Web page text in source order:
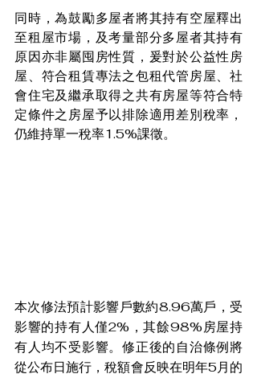
同時，為鼓勵多屋者將其持有空屋釋出
至租屋市場，及考量部分多屋者其持有
原因亦非屬囤房性質，爰對於公益性房
屋、符合租賃專法之包租代管房屋、社
會住宅及繼承取得之共有房屋等符合特
定條件之房屋予以排除適用差別稅率，
仍維持單一稅率1.5%課徵。
本次修法預計影響戶數約8.96萬戶，受
影響的持有人僅2%，其餘98%房屋持
有人均不受影響。修正後的自治條例將
從公布日施行，稅額會反映在明年5月的